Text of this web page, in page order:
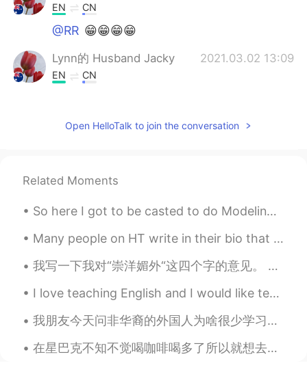
EN CN
@RR 😁😁😁😁
Lynn的 Husband Jacky 2021.03.02 13:09
EN CN
RR 2021.03.02 12:39
CN EN
意思就是有一个不好解释的问题，而且
如果要清楚地解释，需要浪费很多时
间，很多精力，也没有好的解释或者结
意思就是有一个难以 解释的问题，而且
如果要清楚地解释，需要浪费很多时
间，很多精力，到头来也说不清楚。
You can use 不好, but 难以顺口.
Open HelloTalk to join the conversation
Related Moments
So here I got to be casted to do Modeling Runway for Versace. ( extremely rare and hard to get hi...
Many people on HT write in their bio that they won't respond to messages that just say 'hello or ...
我写一下我对“崇洋媚外“这四个字的意见。 我经常在博客上看有些人说喜欢外国音乐，电影，时尚还有交外国男朋友叫做“崇洋媚外”。 我发现大部分的时候是男生贬低女生的四个字。我们应该说喜欢嘻哈时尚，...
I love teaching English and I would like teach serious learners. I also hope I can make new frien...
我朋友今天问非华裔的外国人为啥很少学习中文。我觉得重点就只外国人不觉得现在的中国文化很酷。在日本，韩国，都可以听很有创意的音乐，看独一无二的电影，体验到他们的文化。中国电影我感觉到拍的很弱，音乐...
在星巴克不知不觉喝咖啡喝多了所以就想去上个厕所但发现厕所要按密码！ 我就去前台问一位黑人叔叔”hey excuse me, what’s the bathroom code?” 没想到他会竟然...